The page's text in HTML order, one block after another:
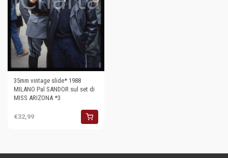
35mm vintage slide* 1988
MILANO Pal SANDOR sul set di
MISS ARIZONA *3
€32,99